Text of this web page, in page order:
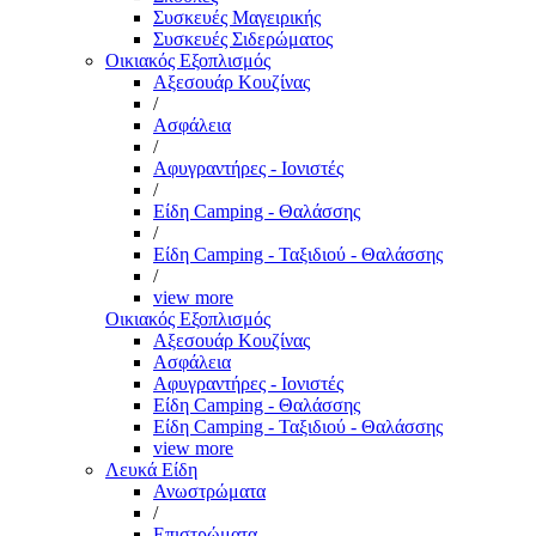
Συσκευές Μαγειρικής
Συσκευές Σιδερώματος
Οικιακός Εξοπλισμός
Αξεσουάρ Κουζίνας
/
Ασφάλεια
/
Αφυγραντήρες - Ιονιστές
/
Είδη Camping - Θαλάσσης
/
Είδη Camping - Ταξιδιού - Θαλάσσης
/
view more
Οικιακός Εξοπλισμός
Αξεσουάρ Κουζίνας
Ασφάλεια
Αφυγραντήρες - Ιονιστές
Είδη Camping - Θαλάσσης
Είδη Camping - Ταξιδιού - Θαλάσσης
view more
Λευκά Είδη
Ανωστρώματα
/